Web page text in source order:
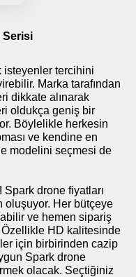
Serisi
isteyenler tercihini
Marka tarafından
dikkate alınarak
oldukça geniş bir
Böylelikle herkesin
ve kendine en
modelini seçmesi de
drone fiyatları
oluşuyor. Her bütçeye
ve hemen sipariş
Özellikle HD kalitesinde
için birbirinden cazip
Spark drone
olacak. Seçtiğiniz